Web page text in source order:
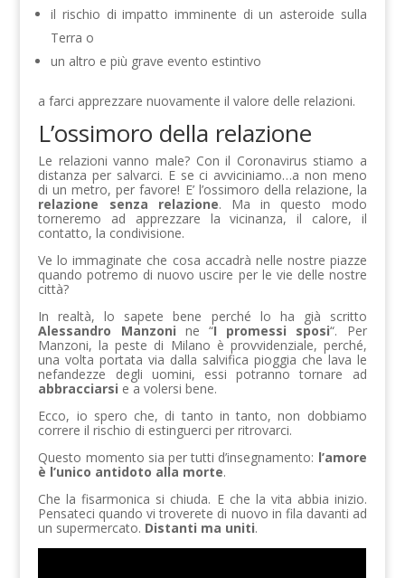
il rischio di impatto imminente di un asteroide sulla
Terra o
un altro e più grave evento estintivo
a farci apprezzare nuovamente il valore delle relazioni.
L’ossimoro della relazione
Le relazioni vanno male? Con il Coronavirus stiamo a
distanza per salvarci. E se ci avviciniamo…a non meno
di un metro, per favore! E’ l’ossimoro della relazione, la
relazione senza relazione. Ma in questo modo
torneremo ad apprezzare la vicinanza, il calore, il
contatto, la condivisione.
Ve lo immaginate che cosa accadrà nelle nostre piazze
quando potremo di nuovo uscire per le vie delle nostre
città?
In realtà, lo sapete bene perché lo ha già scritto
Alessandro Manzoni ne “I promessi sposi“. Per
Manzoni, la peste di Milano è provvidenziale, perché,
una volta portata via dalla salvifica pioggia che lava le
nefandezze degli uomini, essi potranno tornare ad
abbracciarsi e a volersi bene.
Ecco, io spero che, di tanto in tanto, non dobbiamo
correre il rischio di estinguerci per ritrovarci.
Questo momento sia per tutti d’insegnamento: l’amore
è l’unico antidoto alla morte.
Che la fisarmonica si chiuda. E che la vita abbia inizio.
Pensateci quando vi troverete di nuovo in fila davanti ad
un supermercato. Distanti ma uniti.